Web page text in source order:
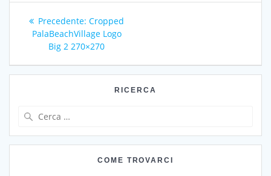
Navigazione
articoli
Precedente: Articolo
precedente:
Cropped
PalaBeachVillage Logo
Big 2 270×270
RICERCA
COME TROVARCI